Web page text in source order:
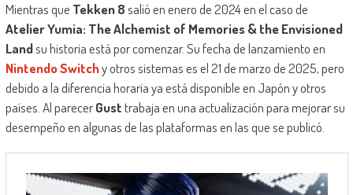
Mientras que Tekken 8salió en enero de 2024 en el caso de
Atelier Yumia: The Alchemist of Memories & the Envisioned
Landsu historia está por comenzar. Su fecha de lanzamiento en
Nintendo Switchy otros sistemas es el 21 de marzo de 2025, pero
debido a la diferencia horaria ya está disponible en Japón y otros
países. Al parecerGusttrabaja en una actualización para mejorar su
desempeño en algunas de las plataformas en las que se publicó.